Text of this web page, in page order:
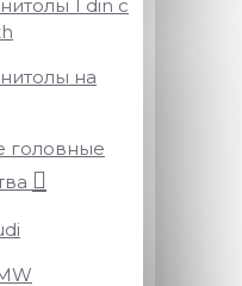
1 din с
на
головные